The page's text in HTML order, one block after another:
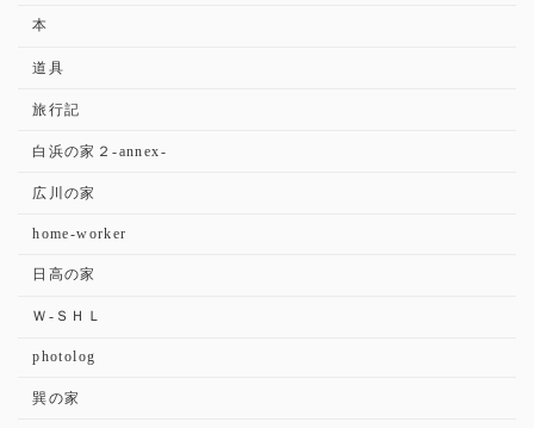
本
道具
旅行記
白浜の家２-annex-
広川の家
home-worker
日高の家
Ｗ-ＳＨＬ
photolog
巽の家